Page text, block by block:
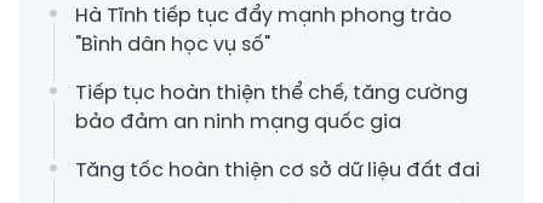
Hà Tĩnh tiếp tục đẩy mạnh phong trào
"Bình dân học vụ số"
Tiếp tục hoàn thiện thể chế, tăng cường
bảo đảm an ninh mạng quốc gia
Tăng tốc hoàn thiện cơ sở dữ liệu đất đai